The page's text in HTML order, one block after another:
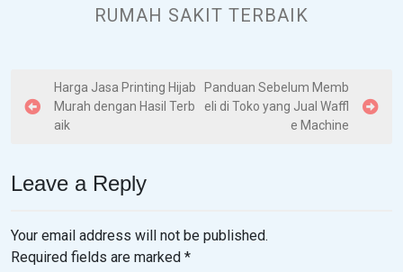
RUMAH SAKIT TERBAIK
o
n
v
Harga Jasa Printing Hijab
Murah dengan Hasil Terb
aik
Panduan Sebelum Memb
eli di Toko yang Jual Waffl
e Machine
Leave a Reply
Your email address will not be published.
Required fields are marked *